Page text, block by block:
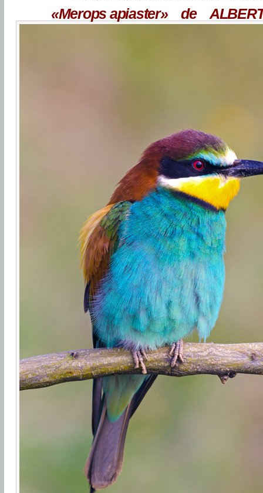
«Merops apiaster» de